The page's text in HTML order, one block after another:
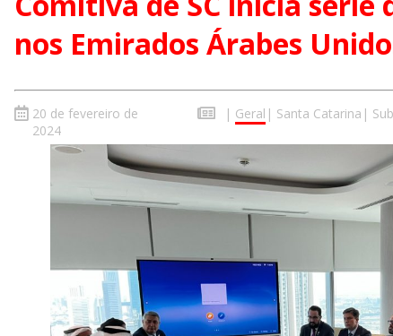
nos Emirados Árabes
20 de fevereiro de
2024
| Geral | Santa Catarina |